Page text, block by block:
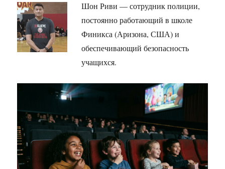
Шон Риви — сотрудник полиции,
постоянно работающий в школе
Финикса (Аризона, США) и
обеспечивающий безопасность
учащихся.